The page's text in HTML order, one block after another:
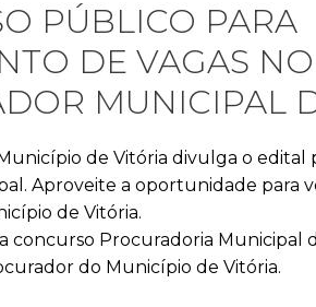
PÚBLICO PARA
DE VAGAS
MUNICIPAL
de Vitória divulga o edital
Aproveite a oportunidade para
de Vitória.
concurso Procuradoria Municipal
do Município de Vitória.